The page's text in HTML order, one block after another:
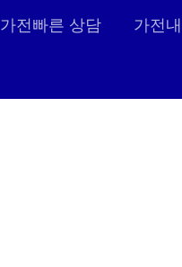
가전빠른 상담 가전